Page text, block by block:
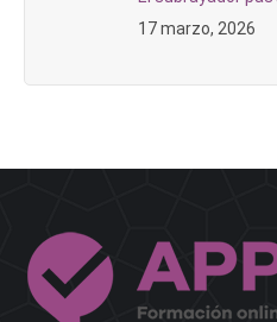
17 marzo, 2026